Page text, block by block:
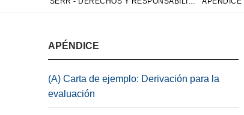
APÉNDICE
(A) Carta de ejemplo: Derivación para la
evaluación